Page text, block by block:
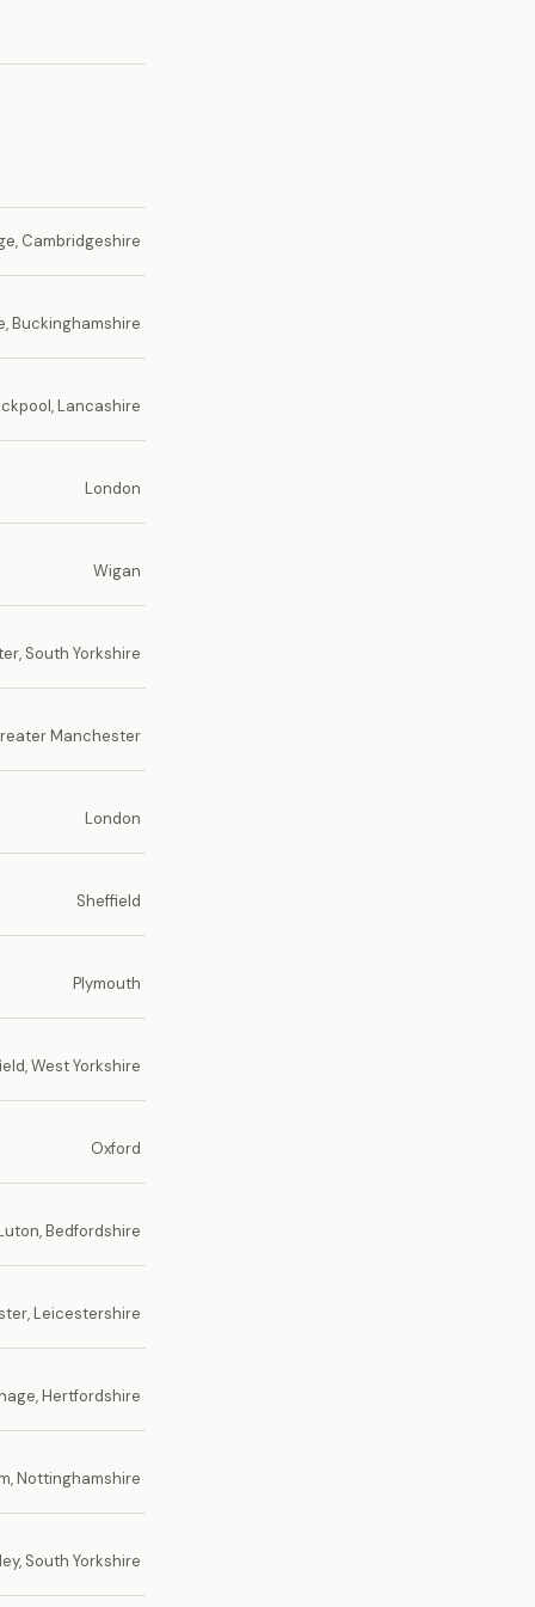
Cambridgeshire
Buckinghamshire
Lancashire
London
Wigan
South Yorkshire
Manchester
London
Sheffield
Plymouth
West Yorkshire
Oxford
Bedfordshire
Leicestershire
Hertfordshire
Nottinghamshire
South Yorkshire